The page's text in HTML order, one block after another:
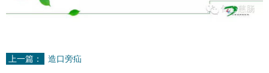
上一篇： 造口旁疝